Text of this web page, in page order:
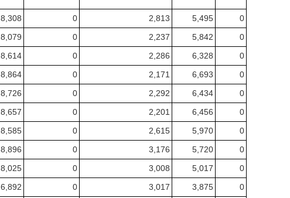
8,308 0 2,813 5,495
0
8,079 0 2,237 5,842
0
8,614 0 2,286 6,328
0
8,864 0 2,171 6,693
0
8,726 0 2,292 6,434
0
8,657 0 2,201 6,456
0
8,585 0 2,615 5,970
0
8,896 0 3,176 5,720
0
8,025 0 3,008 5,017
0
6,892 0 3,017 3,875
0